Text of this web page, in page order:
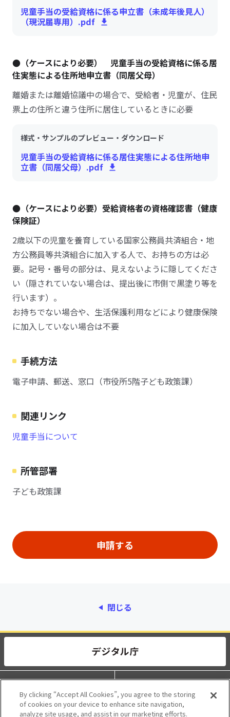
児童手当の受給資格に係る申立書（未成年後見人）
（現況届専用）.pdf
●（ケースにより必要） 児童手当の受給資格に係る居
住実態による住所地申立書（同居父母）
離婚または離婚協議中の場合で、受給者・児童が、住民
票上の住所と違う住所に居住しているときに必要
様式・サンプルのプレビュー・ダウンロード
児童手当の受給資格に係る居住実態による住所地申
立書（同居父母）.pdf
●（ケースにより必要）受給資格者の資格確認書（健康
保険証）
2歳以下の児童を養育している国家公務員共済組合・地
方公務員等共済組合に加入する人で、お持ちの方は必
要。記号・番号の部分は、見えないように隠してくださ
い（隠されていない場合は、提出後に市側で黒塗り等を
行います）。
お持ちでない場合や、生活保護利用などにより健康保険
に加入していない場合は不要
手続方法
電子申請、郵送、窓口（市役所5階子ども政策課）
関連リンク
児童手当について
所管部署
子ども政策課
閉じる
動作環境 個人情報保護
利用規約 アクセシビリティ
By clicking “Accept All Cookies”, you agree to the storing
of cookies on your device to enhance site navigation,
analyze site usage, and assist in our marketing efforts.